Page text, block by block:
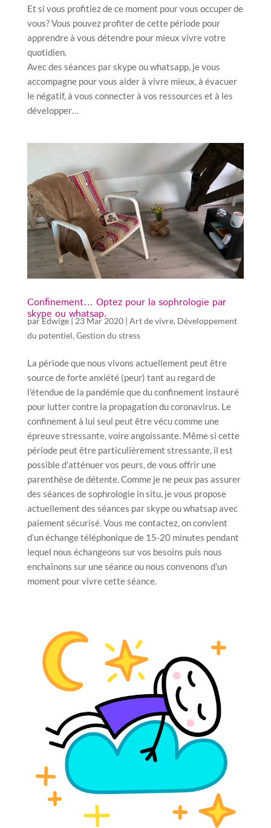
Et si vous profitiez de ce moment pour vous occuper de
vous? Vous pouvez profiter de cette période pour
apprendre à vous détendre pour mieux vivre votre
quotidien.
Avec des séances par skype ou whatsapp, je vous
accompagne pour vous aider à vivre mieux, à évacuer
le négatif, à vous connecter à vos ressources et à les
développer…
Confinement… Optez pour la sophrologie par
skype ou whatsap.
parEdwige| 23 Mar 2020| Art de vivre, Développement
du potentiel, Gestion du stress
La période que nous vivons actuellement peut être
source de forte anxiété (peur) tant au regard de
l’étendue de la pandémie que du confinement instauré
pour lutter contre la propagation du coronavirus. Le
confinement à lui seul peut être vécu comme une
épreuve stressante, voire angoissante. Même si cette
période peut être particulièrement stressante, il est
possible d’atténuer vos peurs, de vous offrir une
parenthèse de détente. Comme je ne peux pas assurer
des séances de sophrologie in situ, je vous propose
actuellement des séances par skype ou whatsap avec
paiement sécurisé. Vous me contactez, on convient
d’un échange téléphonique de 15-20 minutes pendant
lequel nous échangeons sur vos besoins puis nous
enchaînons sur une séance ou nous convenons d’un
moment pour vivre cette séance.